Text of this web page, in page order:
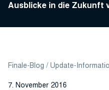
Ausblicke in die Zukunft
Finale-Blog Update-
7. November 2016